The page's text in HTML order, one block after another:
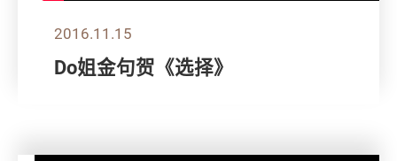
2016.11.15
Do姐金句贺《选择》